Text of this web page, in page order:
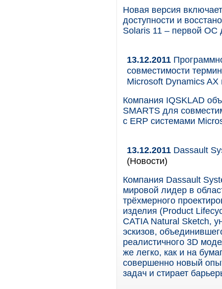
Новая версия
доступности и
Solaris 11 – первой ОС
13.12.2011
совместимости
Microsoft Dynamics
Компания IQSKLAD
SMARTS для
с ERP системами
13.12.2011 Dassault
(Новости)
Компания Dassault
мировой лидер в
трёхмерного
изделия (Product
CATIA Natural Sketch,
эскизов,
реалистичного 3D
же легко, как и на
совершенно новый
задач и стирает